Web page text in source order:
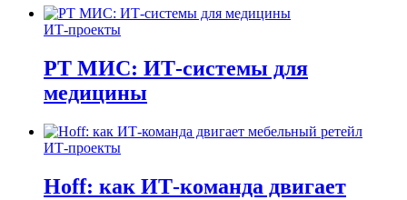
ИТ-проекты
РТ МИС: ИТ-системы для
медицины
ИТ-проекты
Hoff: как ИТ-команда двигает